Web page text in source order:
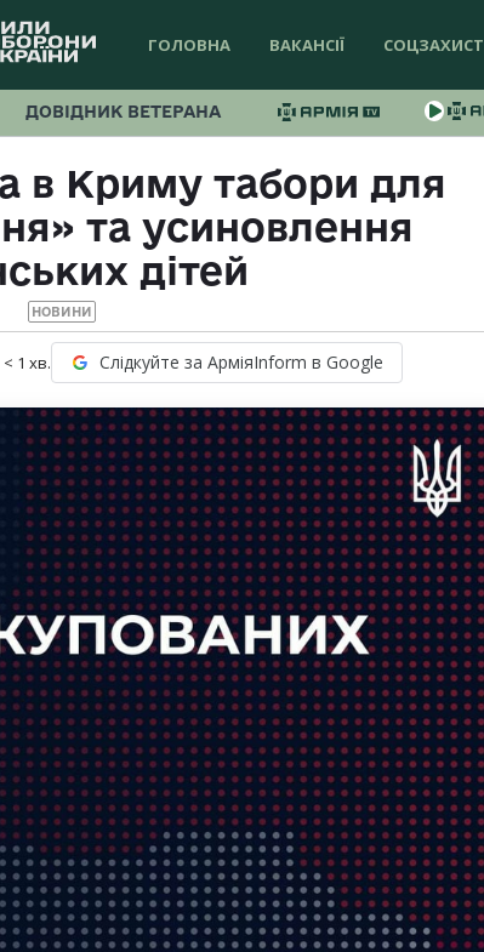
ГОЛОВНА ВАКАНСІЇ СОЦЗАХИСТ
ДОВІДНИК ВЕТЕРАНА
в Криму табори для
та усиновлення
дітей
НОВИНИ
< 1 хв. Слідкуйте за АрміяInform в Google